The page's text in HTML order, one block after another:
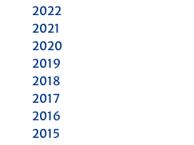
2022
2021
2020
2019
2018
2017
2016
2015